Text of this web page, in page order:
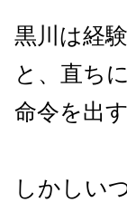
黒川は経
と、直ち
命令を出す
しかしい